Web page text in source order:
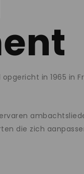
in 1965 in
die zich